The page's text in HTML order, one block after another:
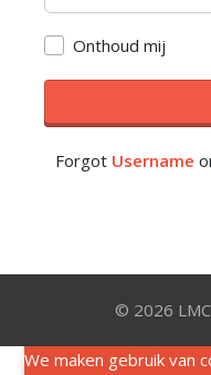
Onthoud mij
Forgot Username
© 2026
We maken gebruik van